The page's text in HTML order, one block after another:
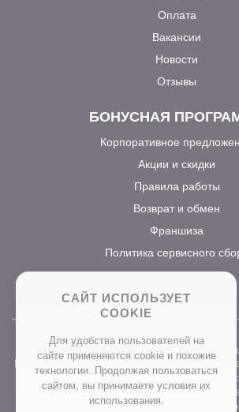
Оплата
Вакансии
Новости
Отзывы
БОНУСНАЯ
Корпоративное
Акции и скидки
Правила работы
Возврат и обмен
Франшиза
Политика сервисного
Вся текстовая информация и графические
на сайте интернет-магазина, являются
«ПРОСТОБУКЕТ» ОГРН 1157746211248. Все
использование контента без письменного
САЙТ ИСПОЛЬЗУЕТ
COOKIE
Для удобства пользователей на
сайте применяются сookie и похожие
технологии. Продолжая пользоваться
сайтом, вы принимаете условия их
использования.